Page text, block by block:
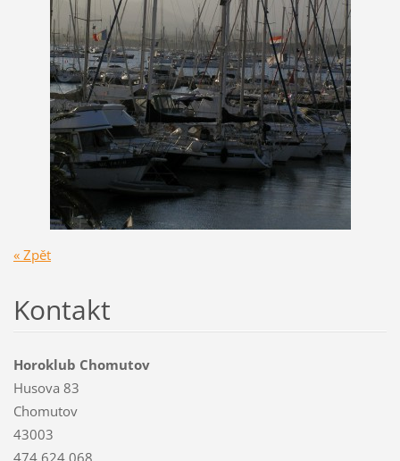
« Zpět
Kontakt
Horoklub Chomutov
Husova 83
Chomutov
43003
474 624 068